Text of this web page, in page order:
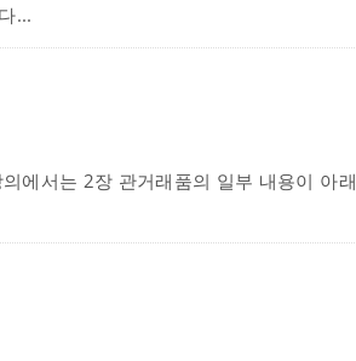
...
에서는 2장 관거래품의 일부 내용이 아